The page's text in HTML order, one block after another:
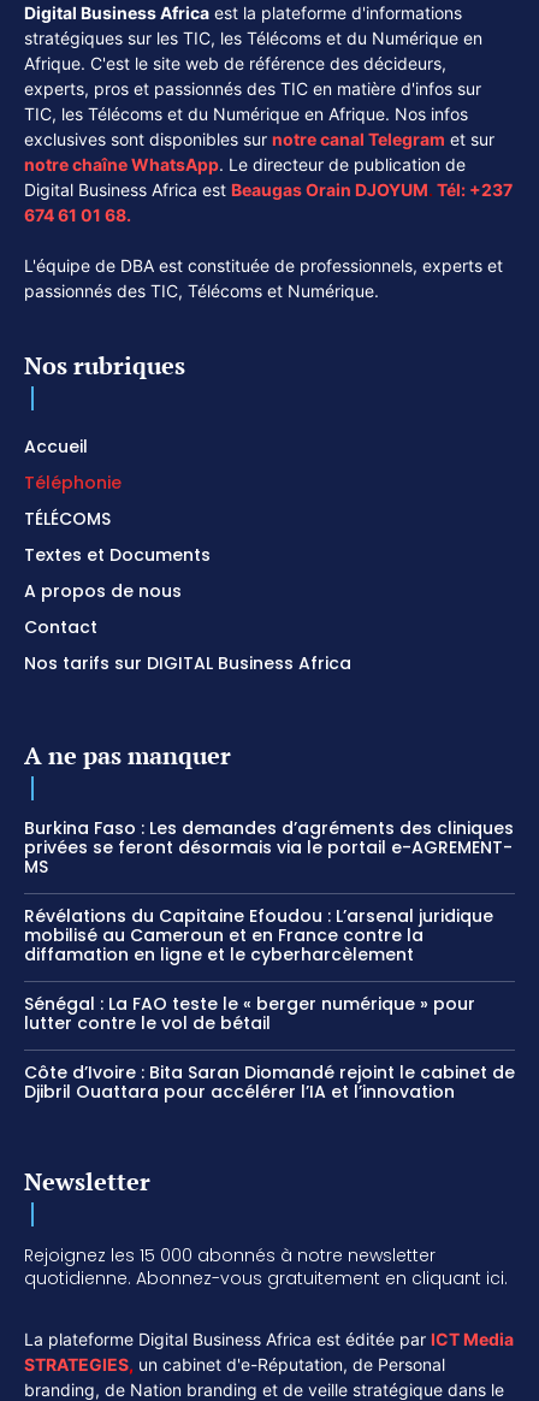
Digital Business Africa est la plateforme d'informations
stratégiques sur les TIC, les Télécoms et du Numérique en
Afrique. C'est le site web de référence des décideurs,
experts, pros et passionnés des TIC en matière d'infos sur
TIC, les Télécoms et du Numérique en Afrique. Nos infos
exclusives sont disponibles sur notre canal Telegram et sur
notre chaîneWhatsApp. Le directeur de publication de
Digital Business Africa est Beaugas Orain DJOYUM. Tél: +237
674 61 01 68.
L'équipe de DBA est constituée de professionnels, experts et
passionnés des TIC, Télécoms et Numérique.
Nos rubriques
Accueil
Téléphonie
TÉLÉCOMS
Textes et Documents
A propos de nous
Contact
Nos tarifs sur DIGITAL Business Africa
A ne pas manquer
Burkina Faso : Les demandes d’agréments des cliniques
privées se feront désormais via le portail e-AGREMENT-
MS
Révélations du Capitaine Efoudou : L’arsenal juridique
mobilisé au Cameroun et en France contre la
diffamation en ligne et le cyberharcèlement
Sénégal : La FAO teste le « berger numérique » pour
lutter contre le vol de bétail
Côte d’Ivoire : Bita Saran Diomandé rejoint le cabinet de
Djibril Ouattara pour accélérer l’IA et l’innovation
Newsletter
Rejoignez les 15 000 abonnés à notre newsletter
quotidienne. Abonnez-vous gratuitement en cliquant ici.
La plateforme Digital Business Africa est éditée par ICT Media
STRATEGIES, un cabinet d'e-Réputation, de Personal
branding, de Nation branding et de veille stratégique dans le